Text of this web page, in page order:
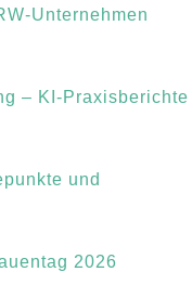
Unternehmen
– KI-Praxisberichte
und
2026